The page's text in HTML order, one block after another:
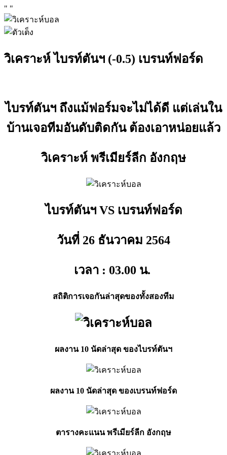
" "
วิเคราะห์ ไบรท์ตันฯ (-0.5) เบรนท์ฟอร์ด
ไบรท์ตันฯ ถึงแม้ฟอร์มจะไม่ได้ดี แต่เล่นใน
บ้านเจอทีมอันดับติดกัน ต้องเอาหน่อยแล้ว
วิเคราะห์ พรีเมียร์ลีก อังกฤษ
ไบรท์ตันฯ VS เบรนท์ฟอร์ด
วันที่ 26 ธันวาคม 2564
เวลา : 03.00 น.
สถิติการเจอกันล่าสุดของทั้งสองทีม
ผลงาน 10 นัดล่าสุด ของไบรท์ตันฯ
ผลงาน 10 นัดล่าสุด ของเบรนท์ฟอร์ด
ตารางคะแนน พรีเมียร์ลีก อังกฤษ